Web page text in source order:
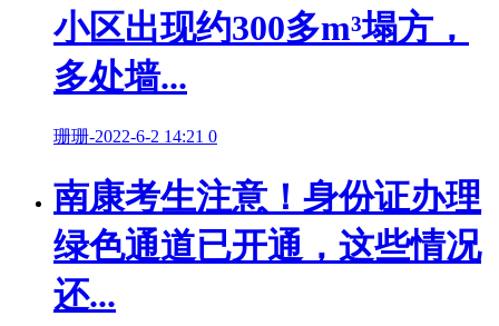
小区出现约300多m³塌方，
多处墙...
珊珊-2022-6-2 14:21 0
南康考生注意！身份证办理
绿色通道已开通，这些情况
还...